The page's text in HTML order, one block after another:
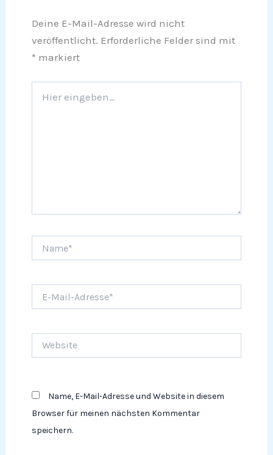
Deine E-Mail-Adresse wird nicht
veröffentlicht. Erforderliche Felder sind mit
* markiert
eingeben…
Mail-
Name, E-Mail-Adresse und Website in diesem
Browser für meinen nächsten Kommentar
speichern.